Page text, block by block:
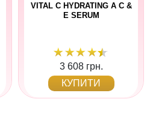
VITAL C HYDRATING A C &
E SERUM
3 608 грн.
КУПИТИ